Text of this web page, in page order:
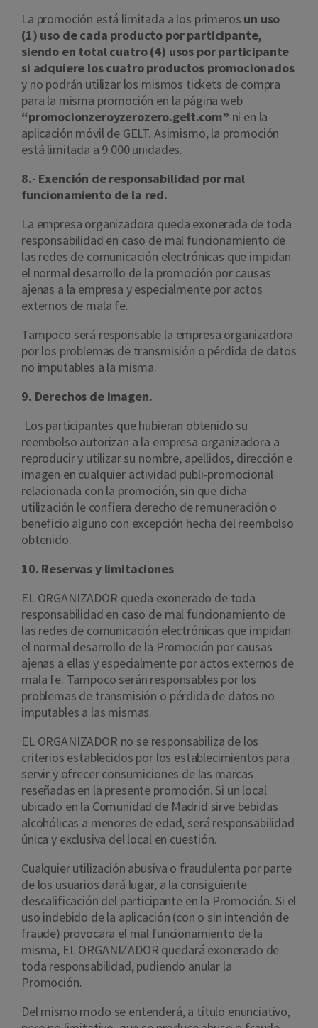
La promoción está limitada a los primeros un uso
(1) uso de cada producto por participante,
siendo en total cuatro (4) usos por participante
si adquiere los cuatro productos promocionados
y no podrán utilizar los mismos tickets de compra
para la misma promoción en la página web
“promocionzeroyzerozero.gelt.com” ni en la
aplicación móvil de GELT. Asimismo, la promoción
está limitada a 9.000 unidades.
8.- Exención de responsabilidad por mal
funcionamiento de la red.
La empresa organizadora queda exonerada de toda
responsabilidad en caso de mal funcionamiento de
las redes de comunicación electrónicas que impidan
el normal desarrollo de la promoción por causas
ajenas a la empresa y especialmente por actos
externos de mala fe.
Tampoco será responsable la empresa organizadora
por los problemas de transmisión o pérdida de datos
no imputables a la misma.
9. Derechos de imagen.
Los participantes que hubieran obtenido su
reembolso autorizan a la empresa organizadora a
reproducir y utilizar su nombre, apellidos, dirección e
imagen en cualquier actividad publi-promocional
relacionada con la promoción, sin que dicha
utilización le confiera derecho de remuneración o
beneficio alguno con excepción hecha del reembolso
obtenido.
10. Reservas y limitaciones
EL ORGANIZADOR queda exonerado de toda
responsabilidad en caso de mal funcionamiento de
las redes de comunicación electrónicas que impidan
el normal desarrollo de la Promoción por causas
ajenas a ellas y especialmente por actos externos de
mala fe. Tampoco serán responsables por los
problemas de transmisión o pérdida de datos no
imputables a las mismas.
EL ORGANIZADOR no se responsabiliza de los
criterios establecidos por los establecimientos para
servir y ofrecer consumiciones de las marcas
reseñadas en la presente promoción. Si un local
ubicado en la Comunidad de Madrid sirve bebidas
alcohólicas a menores de edad, será responsabilidad
única y exclusiva del local en cuestión.
Cualquier utilización abusiva o fraudulenta por parte
de los usuarios dará lugar, a la consiguiente
descalificación del participante en la Promoción. Si el
uso indebido de la aplicación (con o sin intención de
fraude) provocara el mal funcionamiento de la
misma, EL ORGANIZADOR quedará exonerado de
toda responsabilidad, pudiendo anular la
Promoción.
Del mismo modo se entenderá, a título enunciativo,